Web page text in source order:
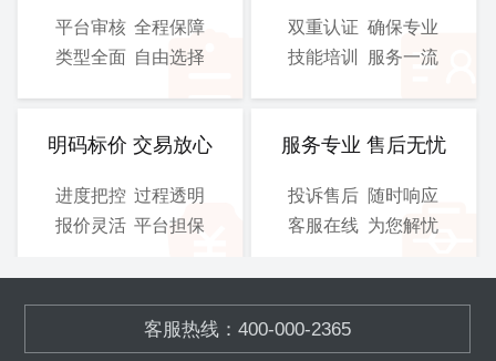
800/工 900/工
总施工图
图、 电气施工图等
3D图
备,OEM加工
提交文件：SOLIDWORKS
平台审核 全程保障
类型全面 自由选择
双重认证 确保专业
技能培训
服务一流
明码标价 交易放心
进度把控 过程透明
报价灵活 平台担保
服务专业 售后无忧
投诉售后 随时响应
客服在线 为您解忧
客服热线：400-000-2365